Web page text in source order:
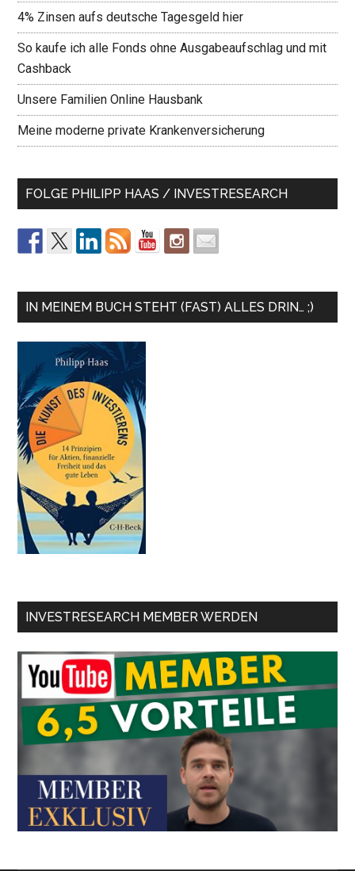
4% Zinsen aufs deutsche Tagesgeld hier
So kaufe ich alle Fonds ohne Ausgabeaufschlag und mit
Cashback
Unsere Familien Online Hausbank
Meine moderne private Krankenversicherung
FOLGE PHILIPP HAAS / INVESTRESEARCH
IN MEINEM BUCH STEHT (FAST) ALLES DRIN… ;)
INVESTRESEARCH MEMBER WERDEN